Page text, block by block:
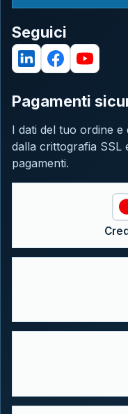
Seguici
Pagamenti
I dati del tuo ordine
dalla crittografia SSL
pagamenti.